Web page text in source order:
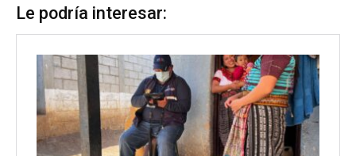
Le podría interesar: